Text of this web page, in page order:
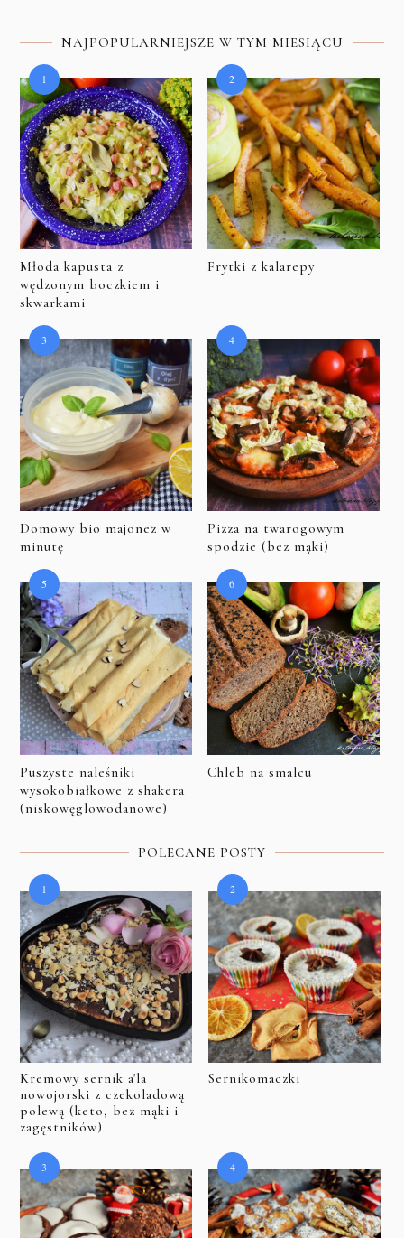
NAJPOPULARNIEJSZE W TYM MIESIĄCU
Młoda kapusta z
wędzonym boczkiem i
skwarkami
Frytki z kalarepy
Domowy bio majonez w
minutę
Pizza na twarogowym
spodzie (bez mąki)
Puszyste naleśniki
wysokobiałkowe z shakera
(niskowęglowodanowe)
Chleb na smalcu
POLECANE POSTY
Kremowy sernik a'la
nowojorski z czekoladową
polewą (keto, bez mąki i
zagęstników)
Sernikomaczki